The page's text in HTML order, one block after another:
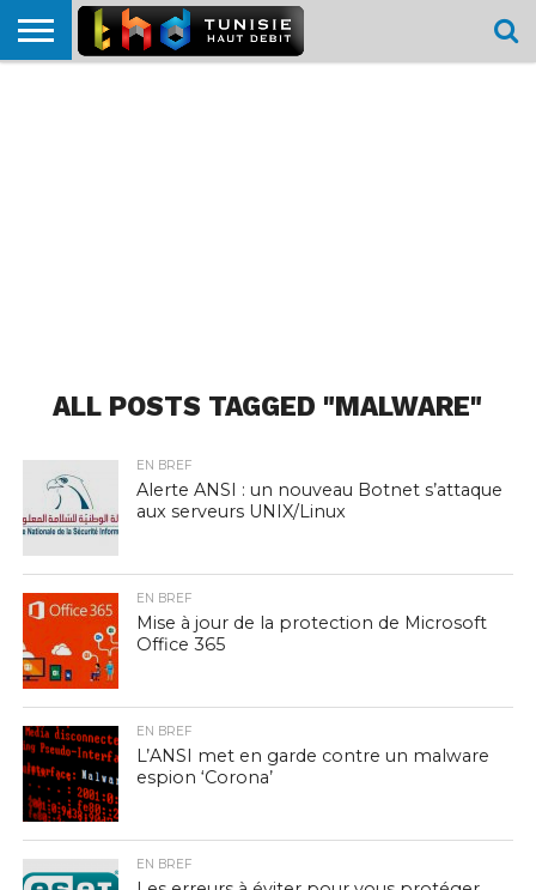
ALL POSTS TAGGED "MALWARE"
EN BREF
Alerte ANSI : un nouveau Botnet s’attaque
aux serveurs UNIX/Linux
EN BREF
Mise à jour de la protection de Microsoft
Office 365
EN BREF
L’ANSI met en garde contre un malware
espion ‘Corona’
EN BREF